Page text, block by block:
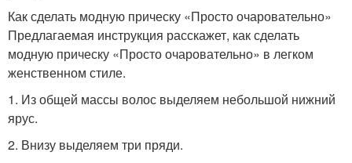
Как сделать модную прическу «Просто очаровательно»
Предлагаемая инструкция расскажет, как сделать
модную прическу «Просто очаровательно» в легком
женственном стиле.
1. Из общей массы волос выделяем небольшой нижний
ярус.
2. Внизу выделяем три пряди.